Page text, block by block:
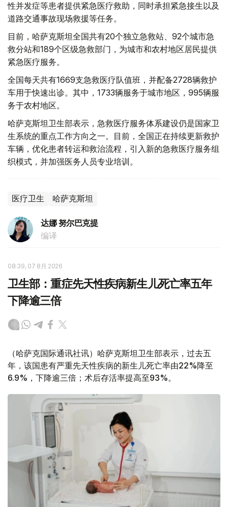
性并发症等患者提供紧急医疗救助，同时承担紧急接生以及
道路交通事故现场救援等任务。
目前，哈萨克斯坦全国共有20个独立急救站、92个城市急
救分站和189个区级急救部门，为城市和农村地区居民提供
紧急医疗服务。
全国每天共有1669支急救医疗队值班，并配备2728辆救护
车用于快速出诊。其中，1733辆服务于城市地区，995辆服
务于农村地区。
哈萨克斯坦卫生部表示，急救医疗服务体系建设仍是国家卫
生系统的重点工作方向之一。目前，全国正在持续更新救护
车辆，优化患者转运和救治流程，引入新的急救医疗服务组
织模式，并加强医务人员专业培训。
医疗卫生 哈萨克斯坦
达娜 努尔巴克提
编译
08:39, 07 8月 2026
卫生部：重症先天性疾病新生儿死亡率五年
下降逾三倍
（哈萨克国际通讯社讯）哈萨克斯坦卫生部表示，过去五
年，该国患有严重先天性疾病的新生儿死亡率由22%降至
6.9%，下降逾三倍；术后存活率提高至93%。